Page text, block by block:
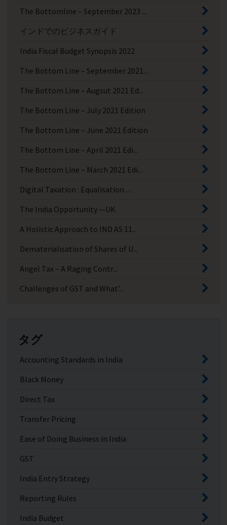
The Bottomline – September 2023 ...
インドでのビジネスガイド
India Fiscal Budget Synopsis 2022
The Bottom Line – September 2021...
The Bottom Line – Augsut 2021 Ed...
The Bottom Line – July 2021 Edition
The Bottom Line – June 2021 Edition
The Bottom Line – April 2021 Edi...
The Bottom Line – March 2021 Edi...
Digital Taxation : Equalisation ...
The India Opportunity —UK
A Holistic Approach to IND AS 11...
Dematerialisation of Shares of U...
Angel Tax – A Raging Contr...
Challenges of GST and What’...
タグ
Accounting Standards in India
Black Money
Direct Tax
Transfer Pricing
Ease of Doing Business in India
GST
India Entry Strategy
Reporting Rules
India Budget